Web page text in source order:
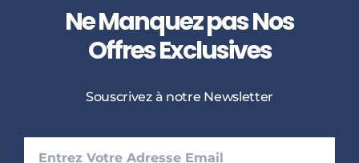
Ne Manquez pas Nos
Offres Exclusives
Souscrivez à notre Newsletter